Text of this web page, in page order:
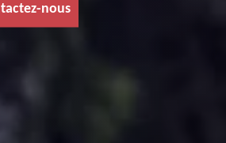
nous